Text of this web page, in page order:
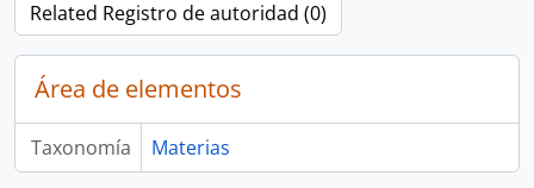
Related Registro de autoridad (0)
Área de elementos
Taxonomía Materias